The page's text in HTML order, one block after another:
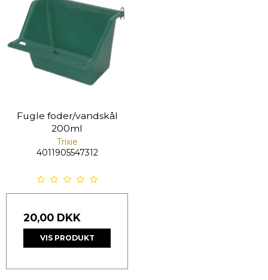
Fugle foder/vandskål
200ml
Trixie
4011905547312
20,00 DKK
VIS PRODUKT